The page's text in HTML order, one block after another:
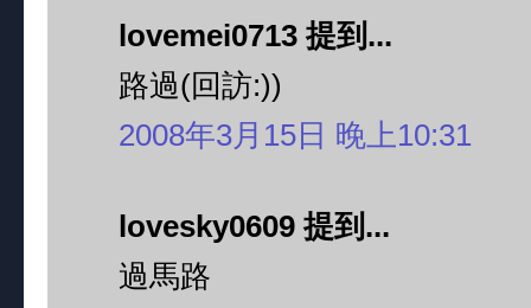
lovemei0713 提到...
路過(回訪:))
2008年3月15日 晚上10:31
lovesky0609 提到...
過馬路